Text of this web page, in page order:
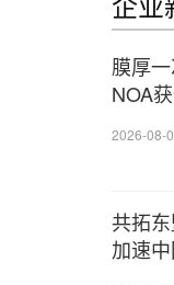
膜厚
NOA
2026-08-
共拓
加速